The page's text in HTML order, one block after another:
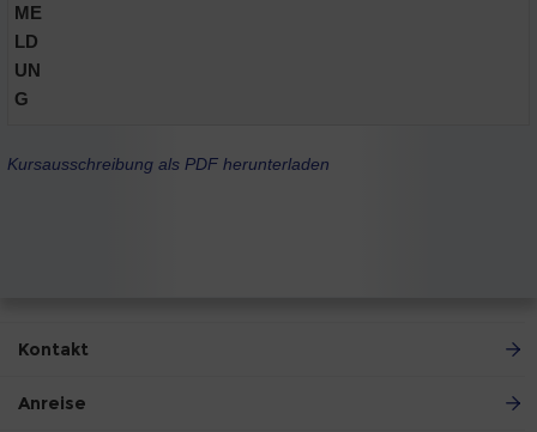
ME
LD
UN
G
Kursausschreibung als PDF herunterladen
Kontakt
Anreise